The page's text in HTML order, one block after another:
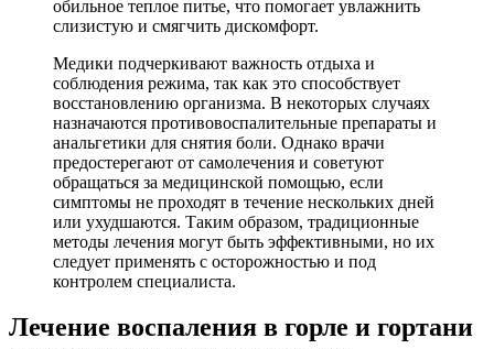
обильное теплое питье, что помогает увлажнить
слизистую и смягчить дискомфорт.
Медики подчеркивают важность отдыха и
соблюдения режима, так как это способствует
восстановлению организма. В некоторых случаях
назначаются противовоспалительные препараты и
анальгетики для снятия боли. Однако врачи
предостерегают от самолечения и советуют
обращаться за медицинской помощью, если
симптомы не проходят в течение нескольких дней
или ухудшаются. Таким образом, традиционные
методы лечения могут быть эффективными, но их
следует применять с осторожностью и под
контролем специалиста.
Лечение воспаления в горле и гортани